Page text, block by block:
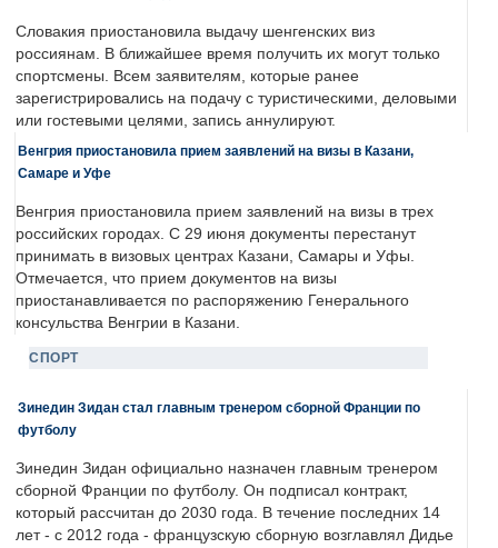
Словакия приостановила выдачу шенгенских виз
россиянам. В ближайшее время получить их могут только
спортсмены. Всем заявителям, которые ранее
зарегистрировались на подачу с туристическими, деловыми
или гостевыми целями, запись аннулируют.
Венгрия приостановила прием заявлений на визы в Казани,
Самаре и Уфе
Венгрия приостановила прием заявлений на визы в трех
российских городах. С 29 июня документы перестанут
принимать в визовых центрах Казани, Самары и Уфы.
Отмечается, что прием документов на визы
приостанавливается по распоряжению Генерального
консульства Венгрии в Казани.
СПОРТ
Зинедин Зидан стал главным тренером сборной Франции по
футболу
Зинедин Зидан официально назначен главным тренером
сборной Франции по футболу. Он подписал контракт,
который рассчитан до 2030 года. В течение последних 14
лет - с 2012 года - французскую сборную возглавлял Дидье